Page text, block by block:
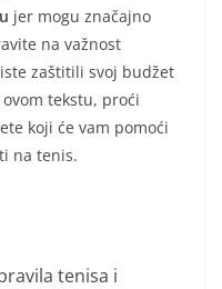
jer mogu značajno
na važnost
zaštitili svoj budžet
tekstu, proći
koji će vam pomoći
na tenis.
tenisa i